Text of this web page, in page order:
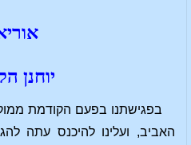
יוחנן
בפגישתנו בפעם הקודמת
האביב, ועלינו להיכנס עתה